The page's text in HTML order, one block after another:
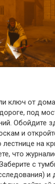
ключ от
под
Обойдите
и
лестнице на
что
с
и